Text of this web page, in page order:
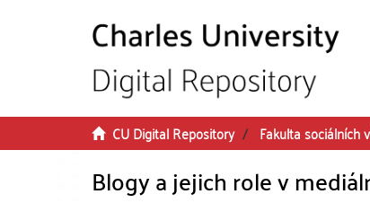
CU Digital Repository Fakulta sociálních
Blogy a jejich role v